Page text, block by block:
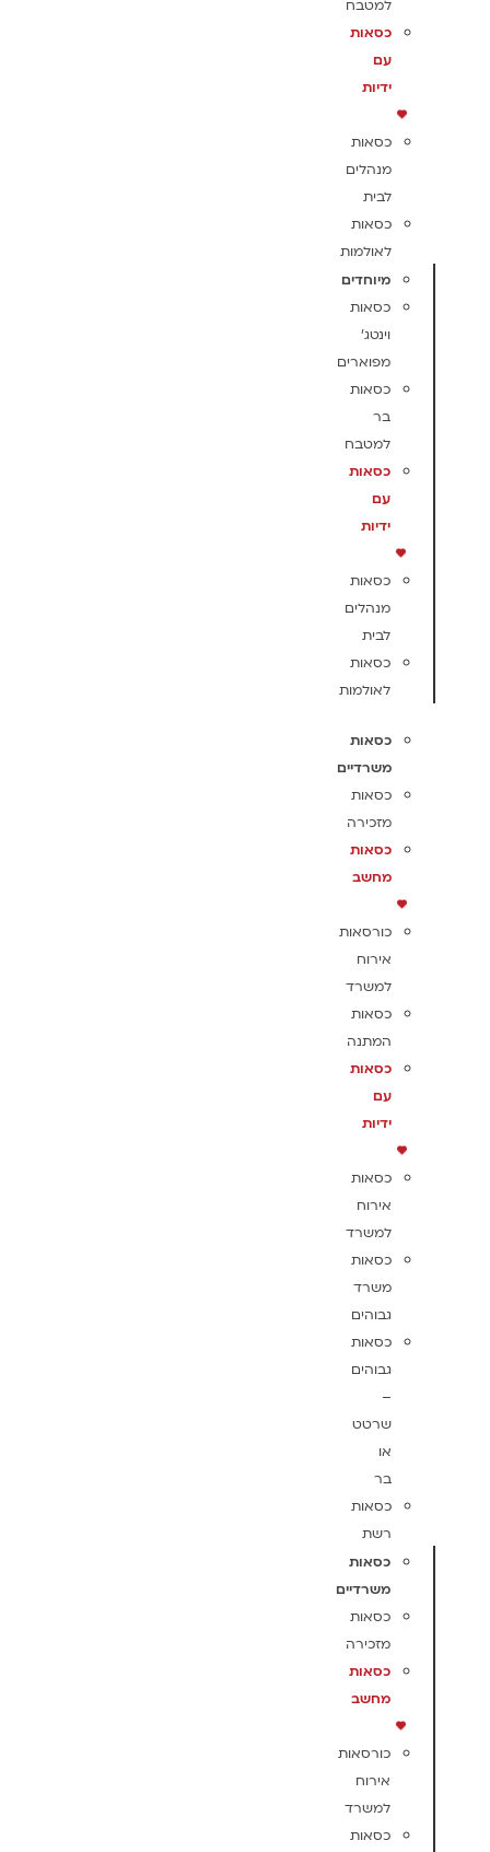
למטבח
כסאות
עם
ידיות
כסאות
מנהלים
לבית
כסאות
לאולמות
מיוחדים
כסאות
וינטג'
מפוארים
כסאות
בר
למטבח
כסאות
עם
ידיות
כסאות
מנהלים
לבית
כסאות
לאולמות
כסאות
משרדיים
כסאות
מזכירה
כסאות
מחשב
כורסאות
אירוח
למשרד
כסאות
המתנה
כסאות
עם
ידיות
כסאות
אירוח
למשרד
כסאות
משרד
גבוהים
כסאות
גבוהים
–
שרטט
או
בר
כסאות
רשת
כסאות
משרדיים
כסאות
מזכירה
כסאות
מחשב
כורסאות
אירוח
למשרד
כסאות